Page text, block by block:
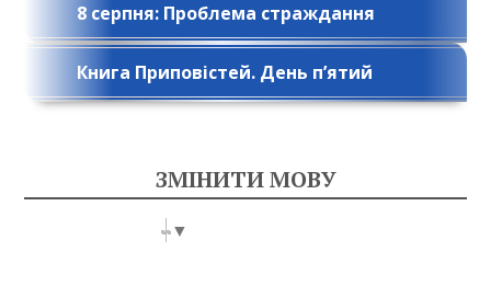
8 серпня: Проблема страждання
Книга Приповістей. День п’ятий
ЗМІНИТИ МОВУ
Select Language ▼